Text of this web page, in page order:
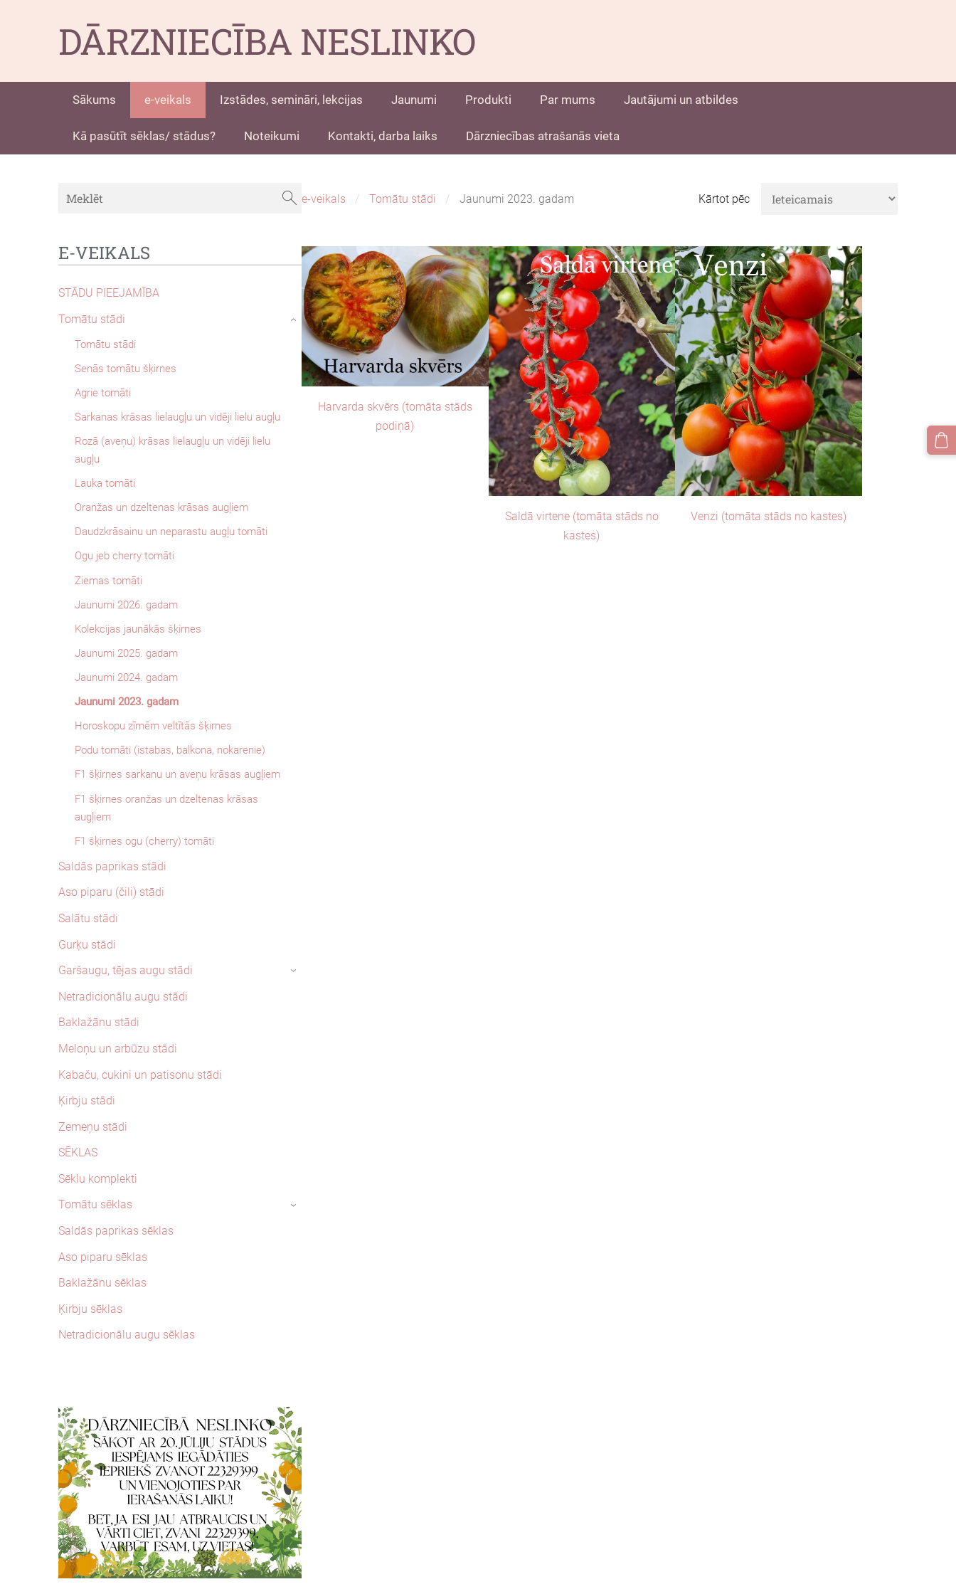
DĀRZNIECĪBA NESLINKO
Sākums e-veikals Izstādes, semināri, lekcijas Jaunumi Produkti Par mums Jautājumi un atbildes
Kā pasūtīt sēklas/ stādus? Noteikumi Kontakti, darba laiks Dārzniecības atrašanās vieta
E-VEIKALS
STĀDU PIEEJAMĪBA
Tomātu stādi
Tomātu stādi
Senās tomātu šķirnes
Agrie tomāti
Sarkanas krāsas lielaugļu un vidēji lielu augļu
Rozā (aveņu) krāsas lielaugļu un vidēji lielu
augļu
Lauka tomāti
Oranžas un dzeltenas krāsas augļiem
Daudzkrāsainu un neparastu augļu tomāti
Ogu jeb cherry tomāti
Ziemas tomāti
Jaunumi 2026. gadam
Kolekcijas jaunākās šķirnes
Jaunumi 2025. gadam
Jaunumi 2024. gadam
Jaunumi 2023. gadam
Horoskopu zīmēm veltītās šķirnes
Podu tomāti (istabas, balkona, nokarenie)
F1 šķirnes sarkanu un aveņu krāsas augļiem
F1 šķirnes oranžas un dzeltenas krāsas
augļiem
F1 šķirnes ogu (cherry) tomāti
›
Saldās paprikas stādi
Aso piparu (čili) stādi
Salātu stādi
Gurķu stādi
Garšaugu, tējas augu stādi
›
Netradicionālu augu stādi
Baklažānu stādi
Meloņu un arbūzu stādi
Kabaču, cukini un patisonu stādi
Ķirbju stādi
Zemeņu stādi
SĒKLAS
Sēklu komplekti
Tomātu sēklas
›
Saldās paprikas sēklas
Aso piparu sēklas
Baklažānu sēklas
Ķirbju sēklas
Netradicionālu augu sēklas
e-veikals Tomātu stādi Jaunumi 2023. gadam Kārtot pēc
Harvarda skvērs (tomāta stāds
podiņā)
Saldā virtene (tomāta stāds no
kastes)
Venzi (tomāta stāds no kastes)